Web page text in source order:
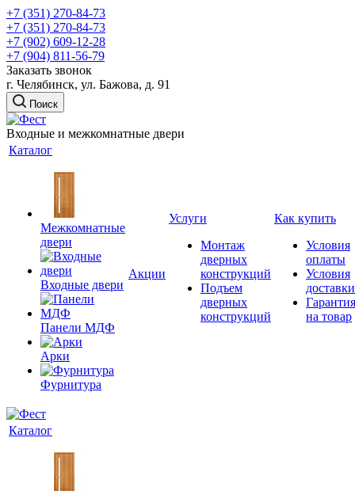
+7 (351) 270-84-73
+7 (351) 270-84-73
+7 (902) 609-12-28
+7 (904) 811-56-79
Заказать звонок
г. Челябинск, ул. Бажова, д. 91
Поиск
Входные и межкомнатные двери
Каталог
Межкомнатные
двери
Входные двери
Панели МДФ
Арки
Фурнитура
Акции
Услуги
Монтаж
дверных
конструкций
Подъем
дверных
конструкций
Как купить
Условия
оплаты
Условия
доставки
Гарантия
на товар
Каталог